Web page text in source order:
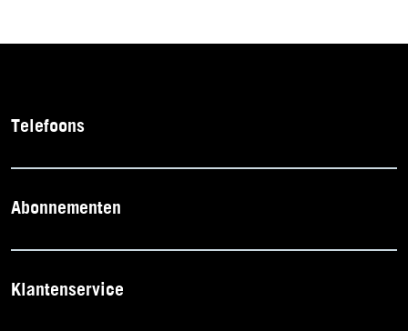
Telefoons
Abonnementen
Klantenservice